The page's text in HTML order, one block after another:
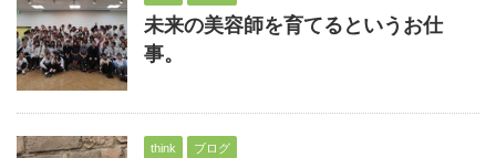
未来の美容師を育てるというお仕
事。
think ブログ